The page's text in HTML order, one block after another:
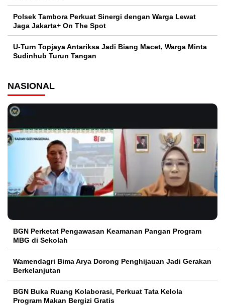
Polsek Tambora Perkuat Sinergi dengan Warga Lewat
Jaga Jakarta+ On The Spot
U-Turn Topjaya Antariksa Jadi Biang Macet, Warga Minta
Sudinhub Turun Tangan
NASIONAL
BGN Perketat Pengawasan Keamanan Pangan Program
MBG di Sekolah
Wamendagri Bima Arya Dorong Penghijauan Jadi Gerakan
Berkelanjutan
BGN Buka Ruang Kolaborasi, Perkuat Tata Kelola
Program Makan Bergizi Gratis